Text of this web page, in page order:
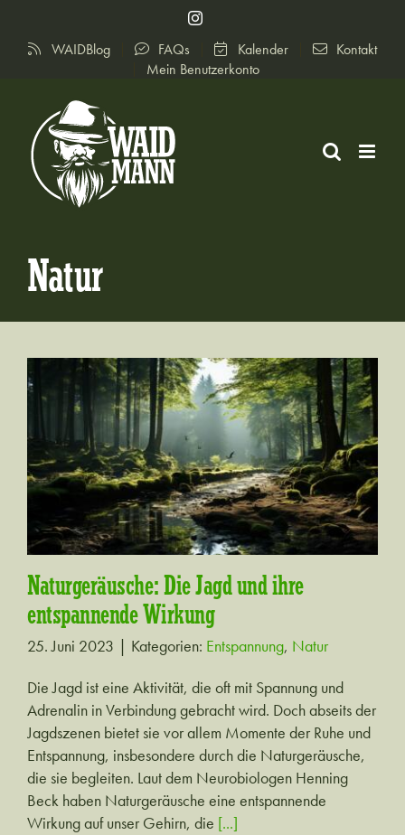
springen
Instagram
WAIDBlog FAQs Kalender
Kontakt
Mein Benutzerkonto
Natur
Naturgeräusche: Die Jagd und ihre
entspannende Wirkung
Naturgeräusche: Die Jagd und ihre
entspannende Wirkung
25. Juni 2023 | Kategorien: Entspannung, Natur
Die Jagd ist eine Aktivität, die oft mit Spannung und
Adrenalin in Verbindung gebracht wird. Doch abseits der
Jagdszenen bietet sie vor allem Momente der Ruhe und
Entspannung, insbesondere durch die Naturgeräusche,
die sie begleiten. Laut dem Neurobiologen Henning
Beck haben Naturgeräusche eine entspannende
Wirkung auf unser Gehirn, die [...]